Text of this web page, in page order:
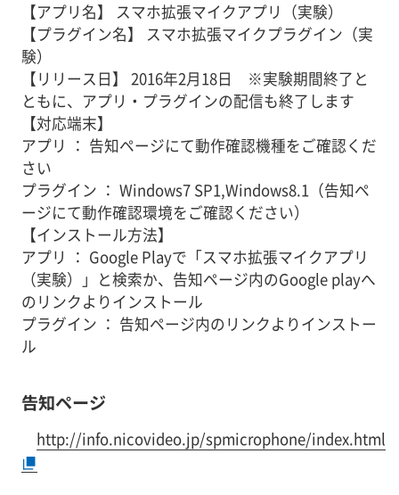
【アプリ名】 スマホ拡張マイクアプリ（実験）
【プラグイン名】 スマホ拡張マイクプラグイン（実
験）
【リリース日】 2016年2月18日 ※実験期間終了と
ともに、アプリ・プラグインの配信も終了します
【対応端末】
アプリ ： 告知ページにて動作確認機種をご確認くだ
さい
プラグイン ： Windows7 SP1,Windows8.1（告知ペ
ージにて動作確認環境をご確認ください）
【インストール方法】
アプリ ： Google Playで「スマホ拡張マイクアプリ
（実験）」と検索か、告知ページ内のGoogle playへ
のリンクよりインストール
プラグイン ： 告知ページ内のリンクよりインストー
ル
告知ページ
http://info.nicovideo.jp/spmicrophone/index.html